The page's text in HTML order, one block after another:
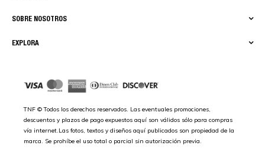
EXPLORA
SOBRE NOSOTROS
TNF © Todos los derechos reservados. Las eventuales promociones,
descuentos y plazos de pago expuestos aquí son válidos sólo para compras
vía internet.Las fotos, textos y diseños aquí publicados son propiedad de la
marca. Se prohíbe el uso total o parcial sin autorización previa.